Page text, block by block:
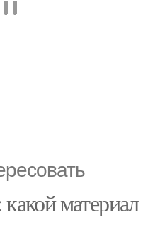
материал